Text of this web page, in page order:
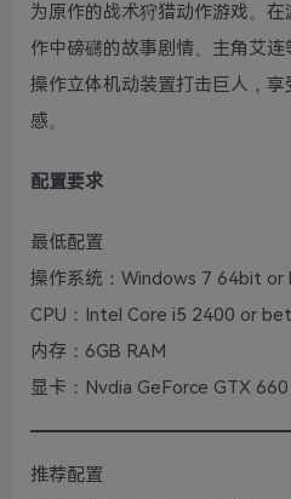
为原作的战术狩猎动作游戏。
作中磅礴的故事剧情、主角艾
操作立体机动装置打击巨人，
感。
配置要求
最低配置
操作系统：Windows 7 64bit
CPU：Intel Core i5 2400 or
内存：6GB RAM
显卡：Nvdia GeForce GTX
推荐配置